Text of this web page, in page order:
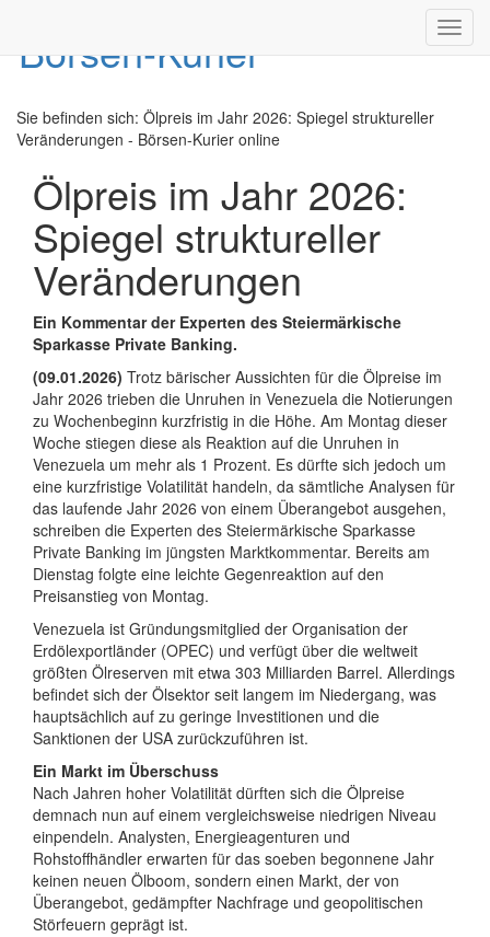
Sie befinden sich: Ölpreis im Jahr 2026: Spiegel struktureller
Veränderungen - Börsen-Kurier online
Ölpreis im Jahr 2026:
Spiegel struktureller
Veränderungen
Ein Kommentar der Experten des Steiermärkische
Sparkasse Private Banking.
(09.01.2026) Trotz bärischer Aussichten für die Ölpreise im
Jahr 2026 trieben die Unruhen in Venezuela die Notierungen
zu Wochenbeginn kurzfristig in die Höhe. Am Montag dieser
Woche stiegen diese als Reaktion auf die Unruhen in
Venezuela um mehr als 1 Prozent. Es dürfte sich jedoch um
eine kurzfristige Volatilität handeln, da sämtliche Analysen für
das laufende Jahr 2026 von einem Überangebot ausgehen,
schreiben die Experten des Steiermärkische Sparkasse
Private Banking im jüngsten Marktkommentar. Bereits am
Dienstag folgte eine leichte Gegenreaktion auf den
Preisanstieg von Montag.
Venezuela ist Gründungsmitglied der Organisation der
Erdölexportländer (OPEC) und verfügt über die weltweit
größten Ölreserven mit etwa 303 Milliarden Barrel. Allerdings
befindet sich der Ölsektor seit langem im Niedergang, was
hauptsächlich auf zu geringe Investitionen und die
Sanktionen der USA zurückzuführen ist.
Ein Markt im Überschuss
Nach Jahren hoher Volatilität dürften sich die Ölpreise
demnach nun auf einem vergleichsweise niedrigen Niveau
einpendeln. Analysten, Energieagenturen und
Rohstoffhändler erwarten für das soeben begonnene Jahr
keinen neuen Ölboom, sondern einen Markt, der von
Überangebot, gedämpfter Nachfrage und geopolitischen
Störfeuern geprägt ist.